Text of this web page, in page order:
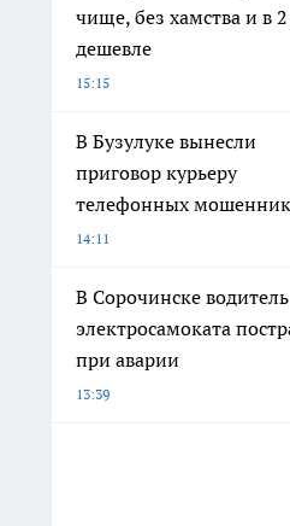
чище, без хамства и в 2
дешевле
15:15
В Бузулуке вынесли
приговор курьеру
телефонных
14:11
В Сорочинске водитель
электросамоката
при аварии
13:39